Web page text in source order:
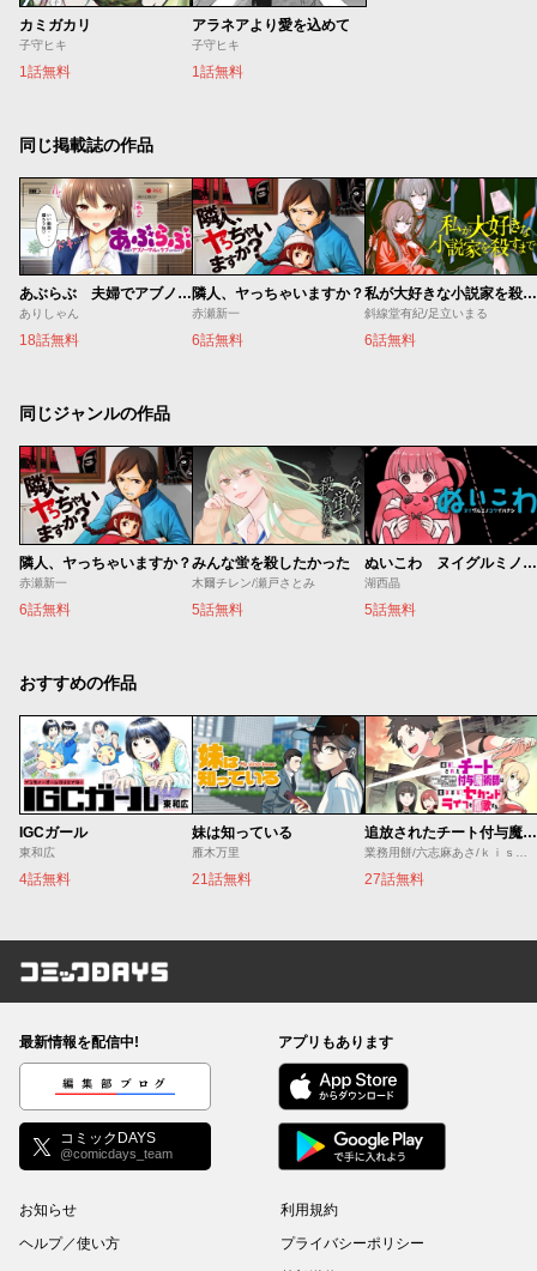
カミガカリ
子守ヒキ
1話無料
アラネアより愛を込めて
子守ヒキ
1話無料
同じ掲載誌の作品
あぶらぶ 夫婦でアブノーマルなラブしませんか？
ありしゃん
18話無料
隣人、ヤっちゃいますか？
赤瀬新一
6話無料
私が大好きな小説家を殺すまで
斜線堂有紀/足立いまる
6話無料
同じジャンルの作品
隣人、ヤっちゃいますか？
赤瀬新一
6話無料
みんな蛍を殺したかった
木爾チレン/瀬戸さとみ
5話無料
ぬいこわ ヌイグルミノコワイハナシ
湖西晶
5話無料
おすすめの作品
IGCガール
東和広
4話無料
妹は知っている
雁木万里
21話無料
追放されたチート付与魔術師は気ままなセカンドライフを謳歌する。 ～俺は武器だけじゃなく、あらゆるものに『強化ポイント』を付与できるし、俺の意思でいつでも効果を解除できるけど、残った人たち大丈夫？～
業務用餅/六志麻あさ/ｋｉｓｕｉ
27話無料
コミックDAYS
最新情報を配信中!
編集部ブログ
コミックDAYS
@comicdays_team
アプリもあります
お知らせ
ヘルプ／使い方
利用規約
プライバシーポリシー